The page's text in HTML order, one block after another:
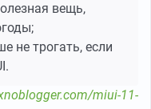
вещь,
не трогать, если
miui-11-